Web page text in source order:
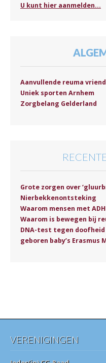
U kunt hier aanmelden...
Aanvullende reuma
Uniek sporten Arnhem
Zorgbelang Gelderland
Grote zorgen over
Nierbekkenontsteking
Waarom mensen met
Waarom is bewegen bij
DNA-test tegen
geboren baby’s Erasmus
VERENIGINGEN